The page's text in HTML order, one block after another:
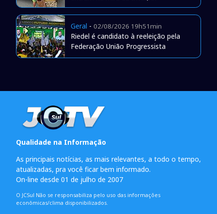
Geral - 02/08/2026 19h51min
Riedel é candidato à reeleição pela
Federação União Progressista
Qualidade na Informação
As principais notícias, as mais relevantes, a todo o tempo,
atualizadas, pra você ficar bem informado.
On-line desde 01 de julho de 2007
O JCSul Não se responsabiliza pelo uso das informações
econômicas/clima disponibilizados.